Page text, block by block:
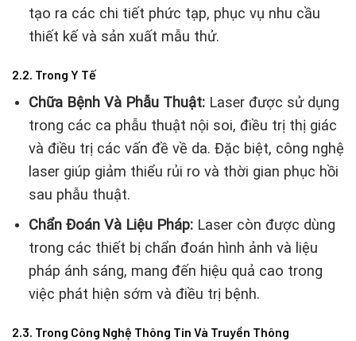
tạo ra các chi tiết phức tạp, phục vụ nhu cầu
thiết kế và sản xuất mẫu thử.
2.2. Trong Y Tế
Chữa Bệnh Và Phẫu Thuật:Laser được sử dụng
trong các ca phẫu thuật nội soi, điều trị thị giác
và điều trị các vấn đề về da. Đặc biệt, công nghệ
laser giúp giảm thiểu rủi ro và thời gian phục hồi
sau phẫu thuật.
Chẩn Đoán Và Liệu Pháp:Laser còn được dùng
trong các thiết bị chẩn đoán hình ảnh và liệu
pháp ánh sáng, mang đến hiệu quả cao trong
việc phát hiện sớm và điều trị bệnh.
2.3. Trong Công Nghệ Thông Tin Và Truyền Thông